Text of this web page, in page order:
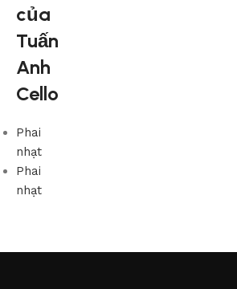
của
Tuấn
Anh
Cello
Phai
nhạt
Phai
nhạt